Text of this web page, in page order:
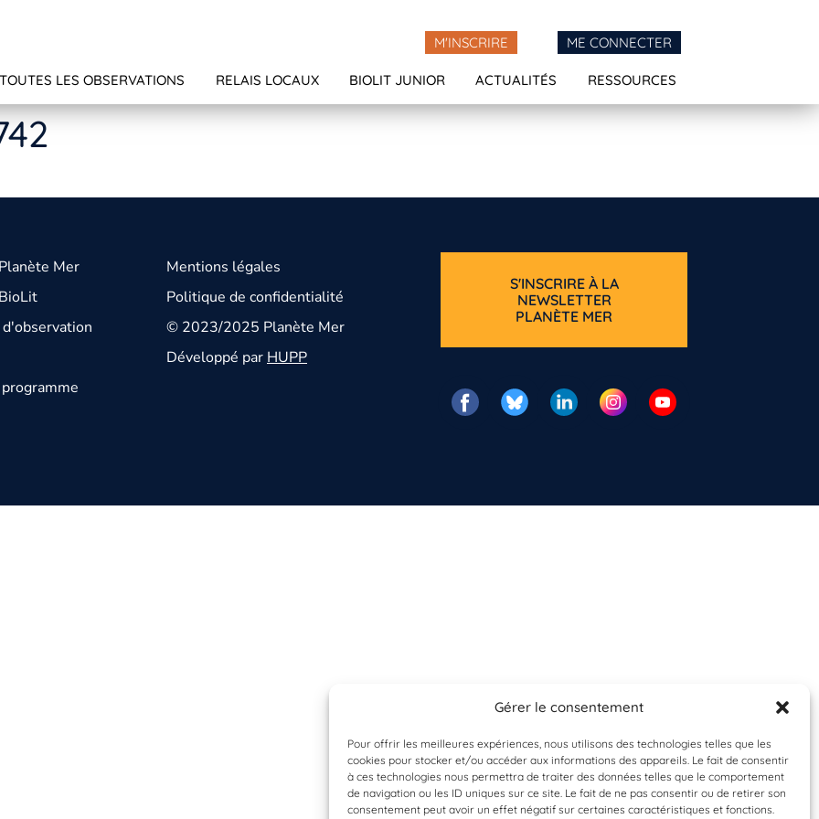
Gérer le consentement
Pour offrir les meilleures expériences, nous utilisons des technologies telles que les
cookies pour stocker et/ou accéder aux informations des appareils. Le fait de consentir
à ces technologies nous permettra de traiter des données telles que le comportement
de navigation ou les ID uniques sur ce site. Le fait de ne pas consentir ou de retirer son
consentement peut avoir un effet négatif sur certaines caractéristiques et fonctions.
M'INSCRIRE ME CONNECTER
TOUTES LES OBSERVATIONS RELAIS LOCAUX BIOLIT JUNIOR ACTUALITÉS RESSOURCES
Mer
Mentions légales
Politique de confidentialité
© 2023/2025 Planète Mer
Développé parHUPP
S'INSCRIRE À LA
NEWSLETTER
PLANÈTE MER